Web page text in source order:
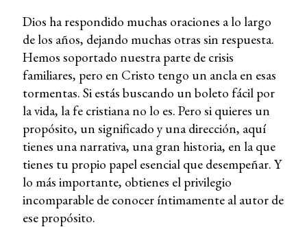
Dios ha respondido muchas oraciones a lo largo
de los años, dejando muchas otras sin respuesta.
Hemos soportado nuestra parte de crisis
familiares, pero en Cristo tengo un ancla en esas
tormentas. Si estás buscando un boleto fácil por
la vida, la fe cristiana no lo es. Pero si quieres un
propósito, un significado y una dirección, aquí
tienes una narrativa, una gran historia, en la que
tienes tu propio papel esencial que desempeñar. Y
lo más importante, obtienes el privilegio
incomparable de conocer íntimamente al autor de
ese propósito.